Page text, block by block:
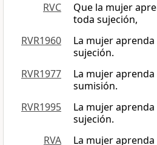
RVC
Que la mujer
toda sujeción,
RVR1960
La mujer
sujeción.
RVR1977
La mujer
sumisión.
RVR1995
La mujer
sujeción.
RVA
La mujer